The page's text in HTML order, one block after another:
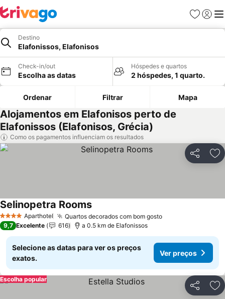
Favoritos
Iniciar
Destino
Elafonissos, Elafonisos
Check-in/out
Escolha as datas
Hóspedes e quartos
2 hóspedes, 1 quarto.
Ordenar Filtrar Mapa
Alojamentos em Elafonisos perto de
Elafonissos (Elafonisos, Grécia)
Como os pagamentos influenciam os resultados
Partilhar
4 EstrelasAparthotel Quartos decorados com bom gostoVer preços
Selinopetra RoomsVer preços
9,7 Excelente 616 a 0.5 km de Elafonissos
Selecione as datas para ver os preços
exatos.
Ver preços
Partilhar
Escolha popular